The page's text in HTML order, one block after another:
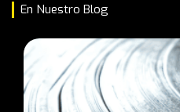
En Nuestro Blog